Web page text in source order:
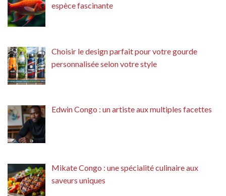
espèce fascinante
Choisir le design parfait pour votre gourde
personnalisée selon votre style
Edwin Congo : un artiste aux multiples facettes
Mikate Congo : une spécialité culinaire aux
saveurs uniques